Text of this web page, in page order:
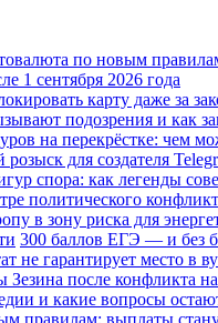
по новым
1 сентября 2026 года
карту даже за
подозрения и как
на перекрёстке: чем
для создателя
спора: как легенды
политического
в зону риска для
300 баллов ЕГЭ — и без
не гарантирует место в
после конфликта
и какие вопросы
правилам: выплаты